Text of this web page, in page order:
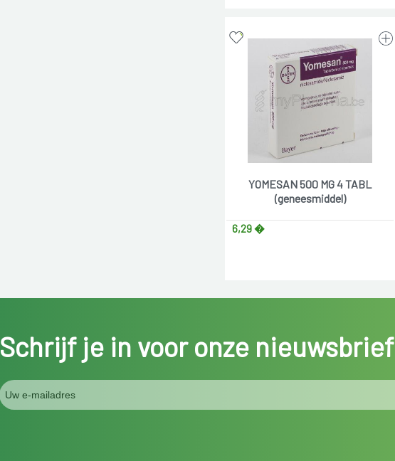
YOMESAN 500 MG 4 TABL
(geneesmiddel)
6,29 �
Schrijf je in voor onze nieuwsbrief